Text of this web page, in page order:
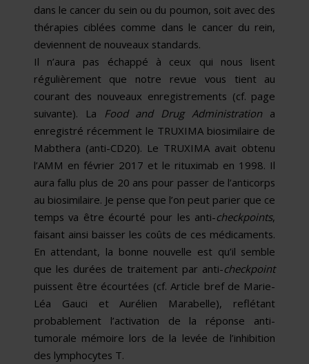
dans le cancer du sein ou du poumon, soit avec des
thérapies ciblées comme dans le cancer du rein,
deviennent de nouveaux standards.
Il n’aura pas échappé à ceux qui nous lisent
régulièrement que notre revue vous tient au
courant des nouveaux enregistrements (cf. page
suivante). La
Food and Drug Administration a
enregistré récemment le TRUXIMA biosimilaire de
Mabthera (anti-CD20). Le TRUXIMA avait obtenu
l’AMM en février 2017 et le rituximab en 1998. Il
aura fallu plus de 20 ans pour passer de l’anticorps
au biosimilaire. Je pense que l’on peut parier que ce
temps va être écourté pour les anti-checkpoints,
faisant ainsi baisser les coûts de ces médicaments.
En attendant, la bonne nouvelle est qu’il semble
que les durées de traitement par anti-checkpoint
puissent être écourtées (cf. Article bref de Marie-
Léa Gauci et Aurélien Marabelle), reflétant
probablement l’activation de la réponse anti-
tumorale mémoire lors de la levée de l’inhibition
des lymphocytes T.